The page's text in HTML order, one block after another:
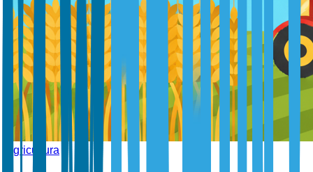
Agricultura